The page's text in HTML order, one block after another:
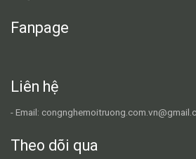
Fanpage
Liên hệ
- Email:
Theo dõi qua